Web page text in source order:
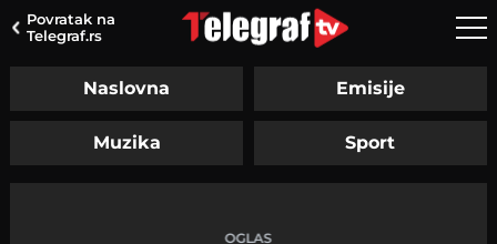
Povratak na
Telegraf.rs
Naslovna Emisije
Muzika Sport